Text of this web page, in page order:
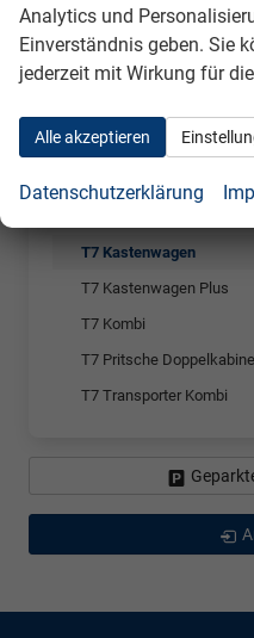
Crafter 35 Pritschen EK
ID. BUZZ Cargo Pro
T7 Caravelle
T7 E Transporter zum
T7 Kastenwagen
T7 Kastenwagen Plus
T7 Kombi
T7 Pritsche
T7 Transporter Kombi
Analytics und
Einverständnis geben. Sie
jederzeit mit Wirkung für
Alle akzeptieren
Datenschutzerklärung